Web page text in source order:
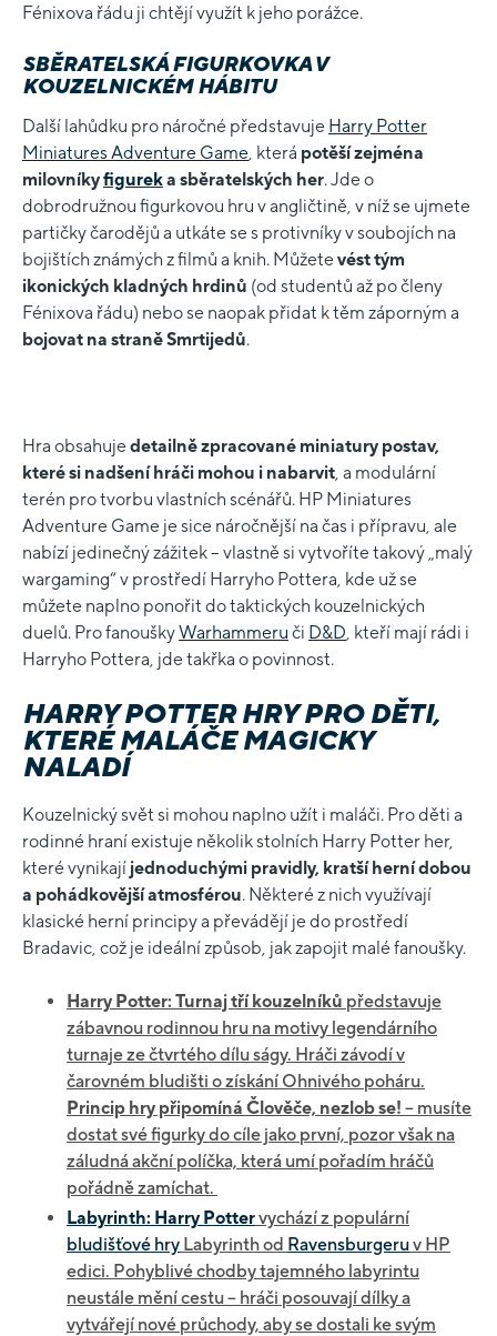
Fénixova řádu ji chtějí využít k jeho porážce.
SBĚRATELSKÁ FIGURKOVKA V
KOUZELNICKÉM HÁBITU
Další lahůdku pro náročné představuje Harry Potter
Miniatures Adventure Game , která potěší zejména
milovníkyfigureka sběratelských her. Jde o
dobrodružnou figurkovou hru v angličtině, v níž se ujmete
partičky čarodějů a utkáte se s protivníky v soubojích na
bojištích známých z filmů a knih. Můžetevést tým
ikonických kladných hrdinů (od studentů až po členy
Fénixova řádu) nebo se naopak přidat k těm záporným a
bojovat na straně Smrtijedů.
Hra obsahujedetailně zpracované miniatury postav,
které si nadšení hráči mohou i nabarvit , a modulární
terén pro tvorbu vlastních scénářů. HP Miniatures
Adventure Game je sice náročnější na čas i přípravu, ale
nabízí jedinečný zážitek – vlastně si vytvoříte takový „malý
wargaming“ v prostředí Harryho Pottera, kde už se
můžete naplno ponořit do taktických kouzelnických
duelů. Pro fanouškyWarhammeru či D&D , kteří mají rádi i
Harryho Pottera, jde takřka o povinnost.
HARRY POTTER HRY PRO DĚTI,
KTERÉ MALÁČE MAGICKY
NALADÍ
Kouzelnický svět si mohou naplno užít i maláči. Pro děti a
rodinné hraní existuje několik stolních Harry Potter her,
které vynikají jednoduchými pravidly, kratší herní dobou
a pohádkovější atmosférou. Některé z nich využívají
klasické herní principy a převádějí je do prostředí
Bradavic, což je ideální způsob, jak zapojit malé fanoušky.
Harry Potter: Turnaj tří kouzelníků představuje
zábavnou rodinnou hru na motivy legendárního
turnaje ze čtvrtého dílu ságy. Hráči závodí v
čarovném bludišti o získání Ohnivého poháru.
Princip hry připomíná Člověče, nezlob se! – musíte
dostat své figurky do cíle jako první, pozor však na
záludná akční políčka, která umí pořadím hráčů
pořádně zamíchat.
Labyrinth: Harry Pottervychází z populární
bludišťové hry Labyrinth od Ravensburgeruv HP
edici. Pohyblivé chodby tajemného labyrintu
neustále mění cestu – hráči posouvají dílky a
vytvářejí nové průchody, aby se dostali ke svým